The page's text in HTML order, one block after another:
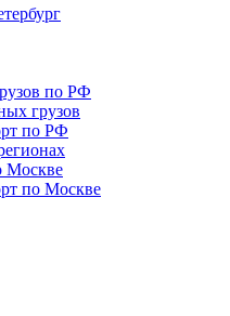
по РФ
грузов
по РФ
Москве
по Москве